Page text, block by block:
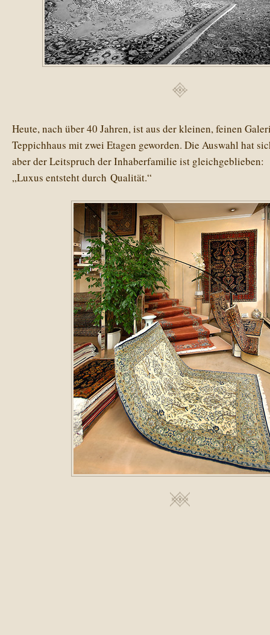
Heute, nach über 40 Jahren, ist aus der kleinen, feinen
Teppichhaus mit zwei Etagen geworden. Die Auswahl hat
aber der Leitspruch der Inhaberfamilie ist gleichgeblieben:
„Luxus entsteht durch Qualität.“